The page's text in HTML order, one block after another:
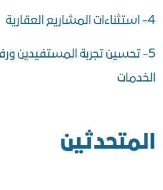
4- استثناءات المشاريع العقارية
5- تحسين تجربة المستفيدين
الخدمات
المتحدثين